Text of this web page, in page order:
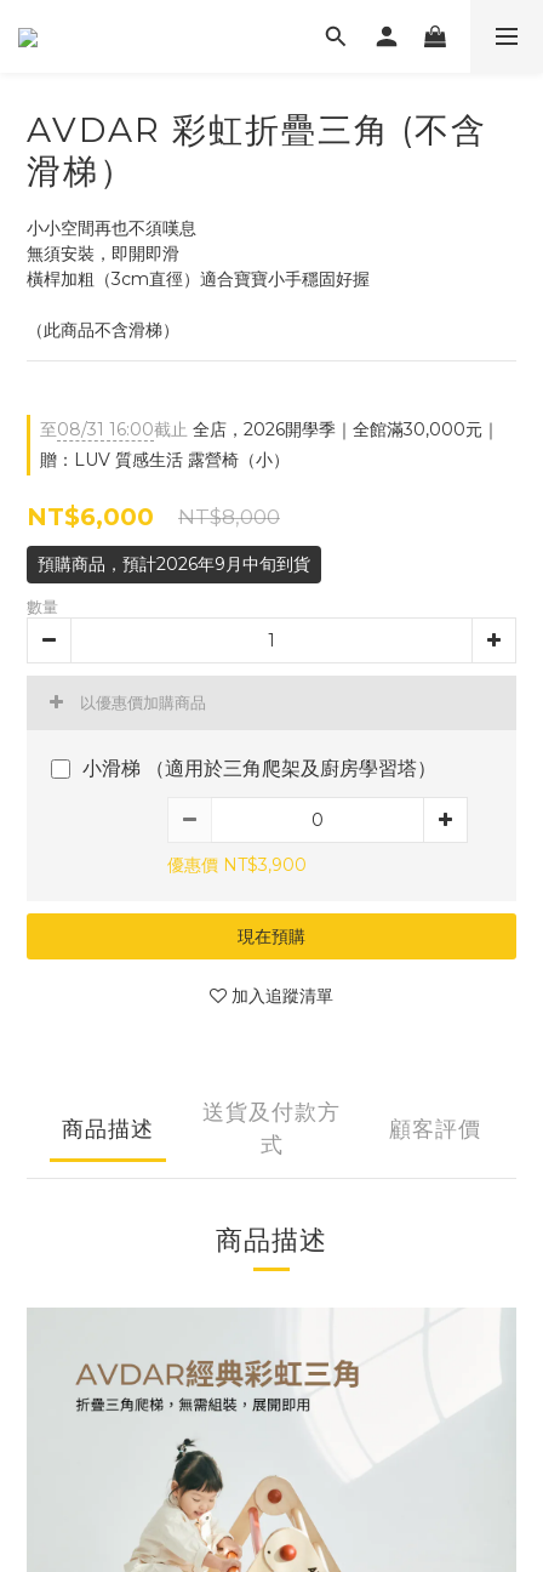
AVDAR 彩虹折疊三角 (不含
滑梯）
小小空間再也不須嘆息
無須安裝，即開即滑
橫桿加粗（3cm直徑）適合寶寶小手穩固好握
（此商品不含滑梯）
至08/31 16:00截止 全店，2026開學季｜全館滿30,000元｜
贈：LUV 質感生活 露營椅（小）
NT$6,000 NT$8,000
預購商品，預計2026年9月中旬到貨
數量
以優惠價加購商品
小滑梯 （適用於三角爬架及廚房學習塔）
優惠價 NT$3,900
現在預購
加入追蹤清單
商品描述
送貨及付款方
式
顧客評價
商品描述